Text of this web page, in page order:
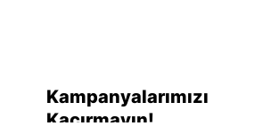
Kampanyalarımızı
Kaçırmayın!